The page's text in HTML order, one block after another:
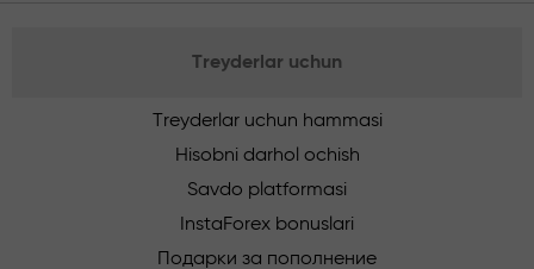
Treyderlar uchun
Treyderlar uchun hammasi
Hisobni darhol ochish
Savdo platformasi
InstaForex bonuslari
Подарки за пополнение